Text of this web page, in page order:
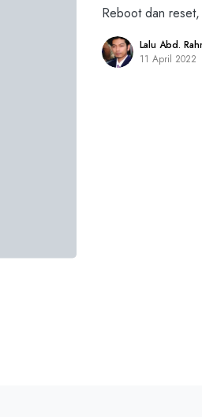
Reboot dan
Lalu Abd.
11 April 2022